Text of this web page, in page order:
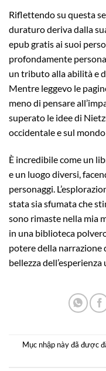
Riflettendo su questa
duraturo deriva dalla
epub gratis ai suoi
profondamente
un tributo alla abilità e
Mentre leggevo le
meno di pensare
superato le idee di
occidentale e sul
È incredibile come un
e un luogo diversi,
personaggi.
stata sia sfumata che
sono rimaste nella mia
in una biblioteca
potere della narrazione
bellezza dell’esperienza
Mục nhập này đã được